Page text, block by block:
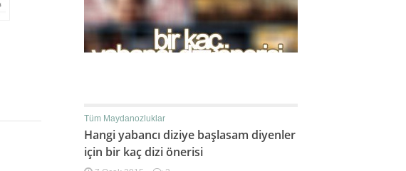
Tüm Maydanozluklar
Hangi yabancı diziye başlasam diyenler
için bir kaç dizi önerisi